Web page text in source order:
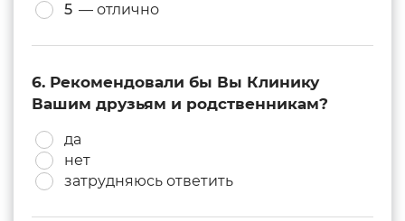
5 — отлично
6. Рекомендовали бы Вы Клинику
Вашим друзьям и родственникам?
да
нет
затрудняюсь ответить